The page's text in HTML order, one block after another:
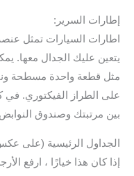
إطارات السرير:
اطارات السيارات تمثل
يتعين عليك الجدال معها.
مثل قطعة واحدة مسطحة
على الطراز الفيكتوري. في
بين مرتبتك وصندوق
الجداول الرئيسية (على
إذا كان هذا خيارًا ، ارفع